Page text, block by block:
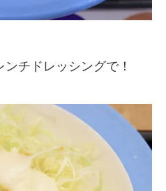
チドレッシングで！